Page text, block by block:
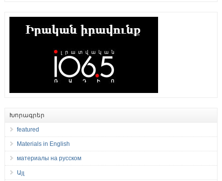
Խորագրեր
featured
Materials in English
материалы на русском
Այլ